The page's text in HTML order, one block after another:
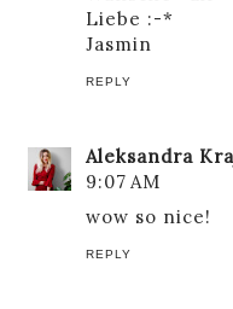
Liebe :-*
Jasmin
REPLY
Aleksandra
9:07 AM
wow so nice!
REPLY